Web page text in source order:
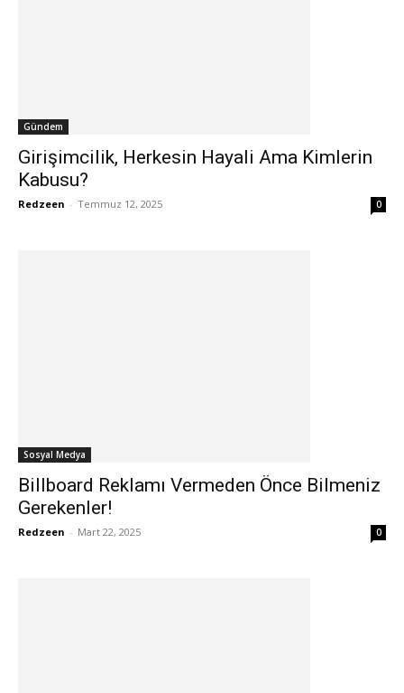
Gündem
Girişimcilik, Herkesin Hayali Ama Kimlerin
Kabusu?
Redzeen - Temmuz 12, 2025 0
Sosyal Medya
Billboard Reklamı Vermeden Önce Bilmeniz
Gerekenler!
Redzeen - Mart 22, 2025 0